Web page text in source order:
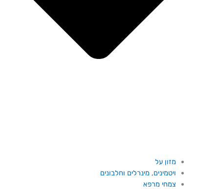
מזון על
ויטמינים, מינרלים וחלבונים
צמחי מרפא